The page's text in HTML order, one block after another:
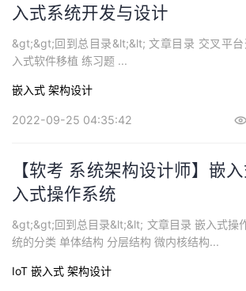
入式系统开发与设计
&gt;&gt;回到总目录&lt;&lt; 文章目录 交叉平
入式软件移植 练习题 ...
嵌入式 架构设计
2022-09-25 04:35:42
【软考 系统架构设计师】嵌
入式操作系统
&gt;&gt;回到总目录&lt;&lt; 文章目录 嵌入式操
统的分类 单体结构 分层结构 微内核结构...
IoT 嵌入式 架构设计